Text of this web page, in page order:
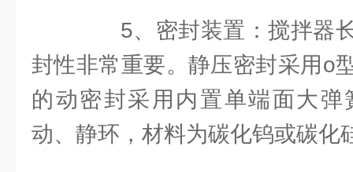
5、密封装置：搅拌器长
封性非常重要。静压密封采用o
的动密封采用内置单端面大
动、静环，材料为碳化钨或碳化